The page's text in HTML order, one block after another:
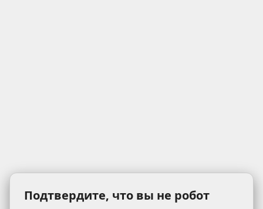
Подтвердите, что вы не робот